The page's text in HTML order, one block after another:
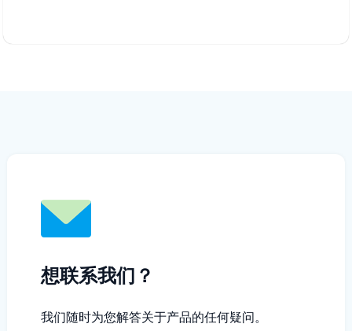
想联系我们？
我们随时为您解答关于产品的任何疑问。